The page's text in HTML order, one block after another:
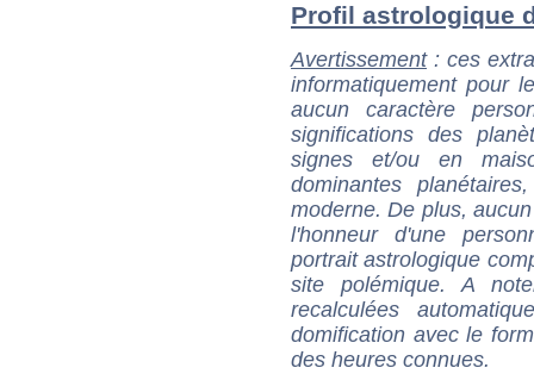
Profil astrologique
Avertissement: ces
informatiquement pour
aucun caractère
significations des
signes et/ou en
dominantes
moderne. De plus,
l'honneur d'une
portrait astrologique
site polémique. A
recalculées
domification avec le
des heures connues.